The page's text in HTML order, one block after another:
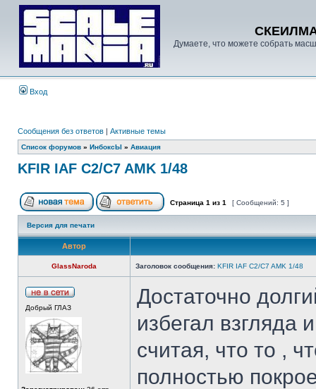
Думаете, что можете собрать
Вход
Сообщения без ответов | Активные темы
Список форумов » ИнбоксЫ » Авиация
KFIR IAF C2/C7 AMK 1/48
Страница 1 из 1 [ Сообщений: 5 ]
Версия для печати
Автор
GlassNaroda Заголовок сообщения: KFIR IAF C2/C7 AMK 1/48
Добрый ГЛАЗ
Достаточно
избегал
считая, что то ,
полностью